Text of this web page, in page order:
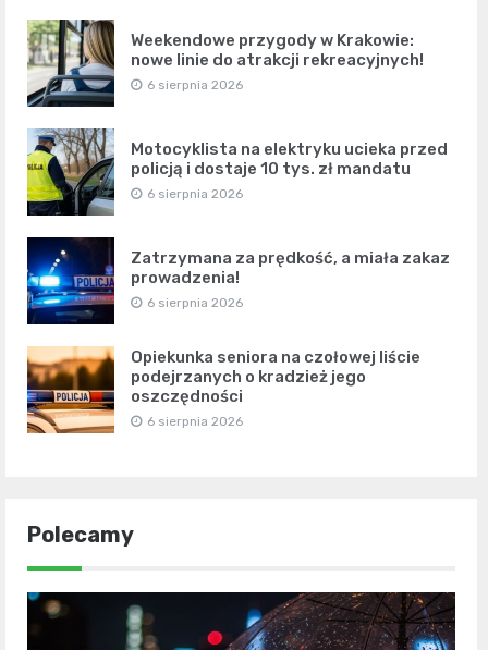
Weekendowe przygody w Krakowie:
nowe linie do atrakcji rekreacyjnych!
6 sierpnia 2026
Motocyklista na elektryku ucieka przed
policją i dostaje 10 tys. zł mandatu
6 sierpnia 2026
Zatrzymana za prędkość, a miała zakaz
prowadzenia!
6 sierpnia 2026
Opiekunka seniora na czołowej liście
podejrzanych o kradzież jego
oszczędności
6 sierpnia 2026
Polecamy